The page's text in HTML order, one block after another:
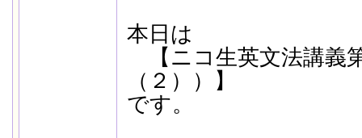
本日は
【ニコ生英文法講義
（２））】
です。